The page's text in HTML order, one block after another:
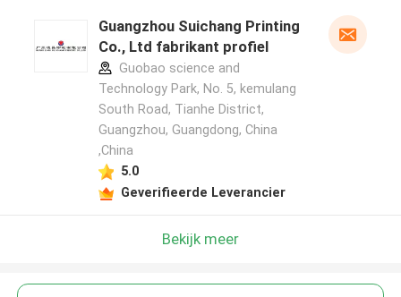
Guangzhou Suichang Printing
Co., Ltd fabrikant profiel
Guobao science and
Technology Park, No. 5, kemulang
South Road, Tianhe District,
Guangzhou, Guangdong, China
,China
5.0
Geverifieerde Leverancier
Bekijk meer